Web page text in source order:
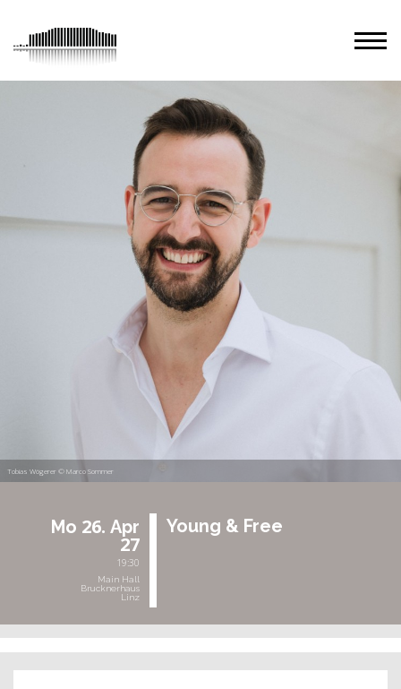
Tobias Wögerer © Marco Sommer
Mo 26. Apr
27
19:30
Main Hall
Brucknerhaus
Linz
Young & Free